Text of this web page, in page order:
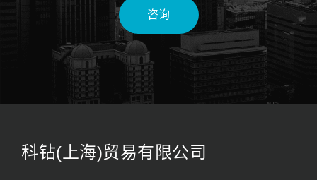
咨询
科钻(上海)贸易有限公司